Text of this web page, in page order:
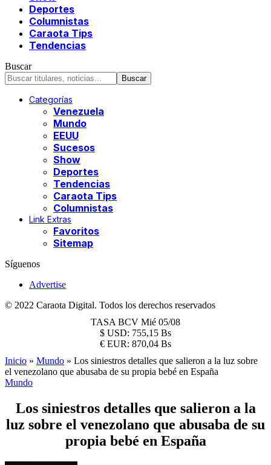
Deportes
Columnistas
Caraota Tips
Tendencias
Buscar
Categorías
Venezuela
Mundo
EEUU
Sucesos
Show
Deportes
Tendencias
Caraota Tips
Columnistas
Link Extras
Favoritos
Sitemap
Síguenos
Advertise
© 2022 Caraota Digital. Todos los derechos reservados
TASA BCV Mié 05/08
$ USD: 755,15 Bs
€ EUR: 870,04 Bs
Inicio » Mundo » Los siniestros detalles que salieron a la luz sobre
el venezolano que abusaba de su propia bebé en España
Mundo
Los siniestros detalles que salieron a la
luz sobre el venezolano que abusaba de su
propia bebé en España